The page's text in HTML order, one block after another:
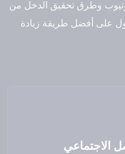
وطرق تحقيق الدخل من
على أفضل طريقة زيادة
الاجتماعي